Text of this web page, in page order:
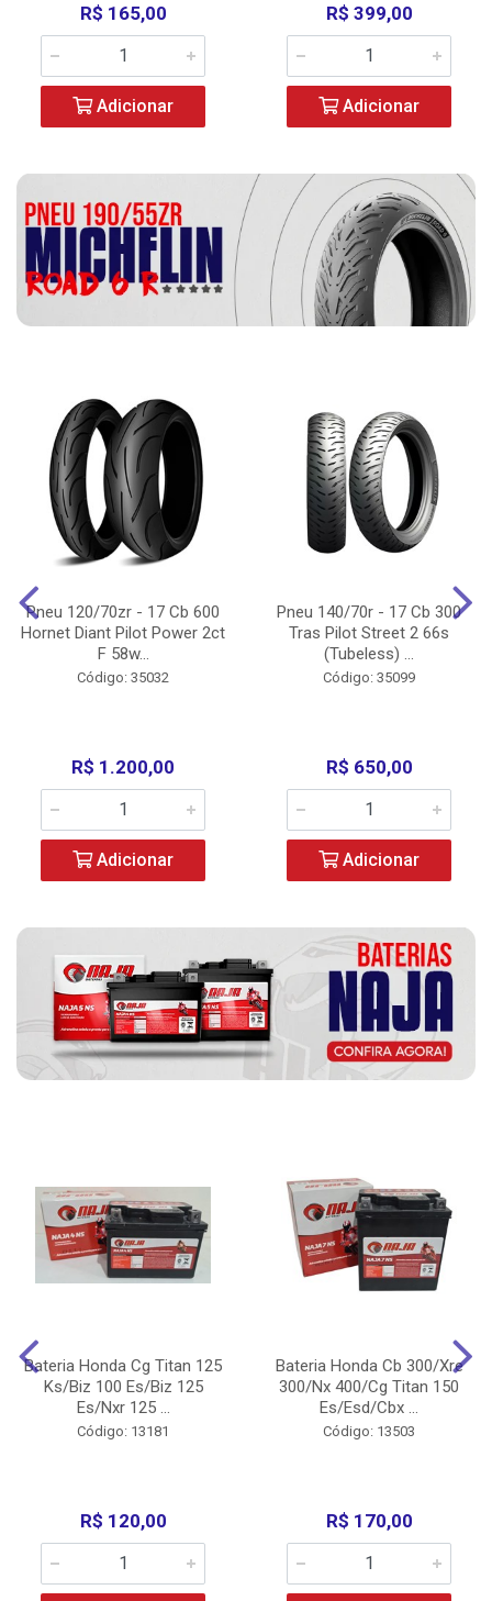
R$ 165,00
Adicionar
R$ 399,00
Adicionar
Pneu 120/70zr - 17 Cb 600
Hornet Diant Pilot Power 2ct
F 58w...
Código: 35032
R$ 1.200,00
Adicionar
Pneu 140/70r - 17 Cb 300
Tras Pilot Street 2 66s
(Tubeless) ...
Código: 35099
R$ 650,00
Adicionar
Bateria Honda Cg Titan 125
Ks/Biz 100 Es/Biz 125
Es/Nxr 125 ...
Código: 13181
R$ 120,00
Bateria Honda Cb 300/Xre
300/Nx 400/Cg Titan 150
Es/Esd/Cbx ...
Código: 13503
R$ 170,00